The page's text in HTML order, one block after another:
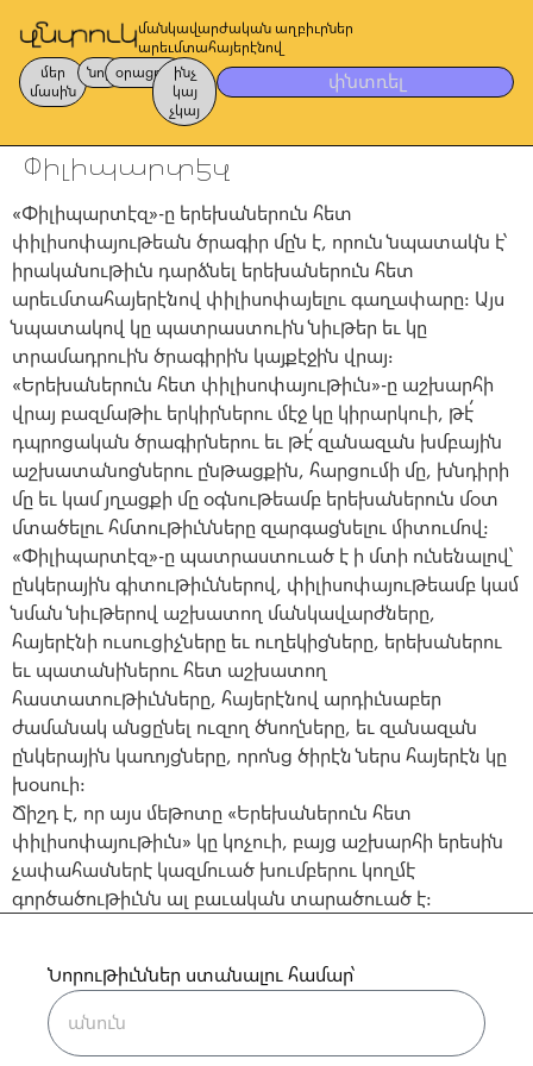
մանկավարժական աղբիւրներ
արեւմտահայերէնով
մեր
մասին
նոր օրացոյց
ինչ
կայ
չկայ
փնտռել
Փիլիպարտէզ
«Փիլիպարտէզ»-ը երեխաներուն հետ
փիլիսոփայութեան ծրագիր մըն է, որուն նպատակն է՝
իրականութիւն դարձնել երեխաներուն հետ
արեւմտահայերէնով փիլիսոփայելու գաղափարը: Այս
նպատակով կը պատրաստուին նիւթեր եւ կը
տրամադրուին ծրագիրին կայքէջին վրայ։
«Երեխաներուն հետ փիլիսոփայութիւն»-ը աշխարհի
վրայ բազմաթիւ երկիրներու մէջ կը կիրարկուի, թէ՛
դպրոցական ծրագիրներու եւ թէ՛ զանազան խմբային
աշխատանոցներու ընթացքին, հարցումի մը, խնդիրի
մը եւ կամ յղացքի մը օգնութեամբ երեխաներուն մօտ
մտածելու հմտութիւնները զարգացնելու միտումով:
«Փիլիպարտէզ»-ը պատրաստուած է ի մտի ունենալով՝
ընկերային գիտութիւններով, փիլիսոփայութեամբ կամ
նման նիւթերով աշխատող մանկավարժները,
հայերէնի ուսուցիչները եւ ուղեկիցները, երեխաներու
եւ պատանիներու հետ աշխատող
հաստատութիւնները, հայերէնով արդիւնաբեր
ժամանակ անցընել ուզող ծնողները, եւ զանազան
ընկերային կառոյցները, որոնց ծիրէն ներս հայերէն կը
խօսուի:
Ճիշդ է, որ այս մեթոտը «Երեխաներուն հետ
փիլիսոփայութիւն» կը կոչուի, բայց աշխարհի երեսին
չափահասներէ կազմուած խումբերու կողմէ
գործածութիւնն ալ բաւական տարածուած է:
Նորութիւններ ստանալու համար՝